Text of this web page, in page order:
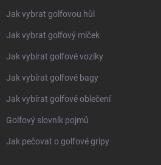
Jak vybrat golfovou hůl
Jak vybrat golfový míček
Jak vybírat golfové vozíky
Jak vybírat golfové bagy
Jak vybírat golfové oblečení
Golfový slovník pojmů
Jak pečovat o golfové gripy